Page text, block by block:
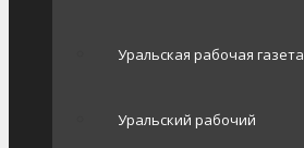
Уральская рабочая газета
Уральский рабочий